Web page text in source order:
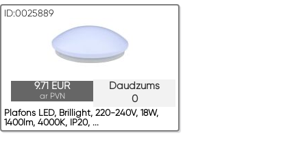
ID:0025889
Daudzums
0
9.71 EUR
ar PVN
Plafons LED, Brillight, 220-240V, 18W,
1400lm, 4000K, IP20, ...